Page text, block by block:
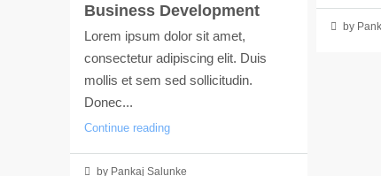
Business Development
Lorem ipsum dolor sit amet,
consectetur adipiscing elit. Duis
mollis et sem sed sollicitudin.
Donec...
Continue reading
by Pankaj Salunke
by